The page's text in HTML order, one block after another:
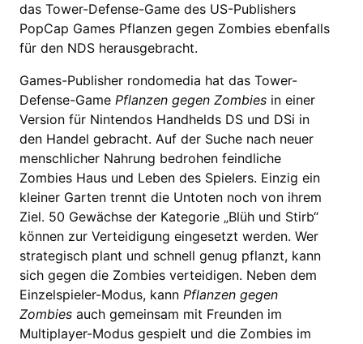
das Tower-Defense-Game des US-Publishers
PopCap Games Pflanzen gegen Zombies ebenfalls
für den NDS herausgebracht.
Games-Publisher rondomedia hat das Tower-
Defense-Game Pflanzen gegen Zombies in einer
Version für Nintendos Handhelds DS und DSi in
den Handel gebracht. Auf der Suche nach neuer
menschlicher Nahrung bedrohen feindliche
Zombies Haus und Leben des Spielers. Einzig ein
kleiner Garten trennt die Untoten noch von ihrem
Ziel. 50 Gewächse der Kategorie „Blüh und Stirb“
können zur Verteidigung eingesetzt werden. Wer
strategisch plant und schnell genug pflanzt, kann
sich gegen die Zombies verteidigen. Neben dem
Einzelspieler-Modus, kann Pflanzen gegen
Zombies auch gemeinsam mit Freunden im
Multiplayer-Modus gespielt und die Zombies im